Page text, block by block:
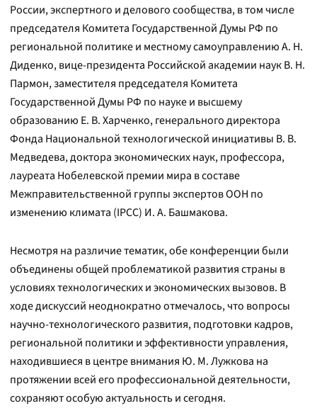
России, экспертного и делового сообщества, в том числе
председателя Комитета Государственной Думы РФ по
региональной политике и местному самоуправлению А. Н.
Диденко, вице-президента Российской академии наук В. Н.
Пармон, заместителя председателя Комитета
Государственной Думы РФ по науке и высшему
образованию Е. В. Харченко, генерального директора
Фонда Национальной технологической инициативы В. В.
Медведева, доктора экономических наук, профессора,
лауреата Нобелевской премии мира в составе
Межправительственной группы экспертов ООН по
изменению климата (IPCC) И. А. Башмакова.
Несмотря на различие тематик, обе конференции были
объединены общей проблематикой развития страны в
условиях технологических и экономических вызовов. В
ходе дискуссий неоднократно отмечалось, что вопросы
научно-технологического развития, подготовки кадров,
региональной политики и эффективности управления,
находившиеся в центре внимания Ю. М. Лужкова на
протяжении всей его профессиональной деятельности,
сохраняют особую актуальность и сегодня.